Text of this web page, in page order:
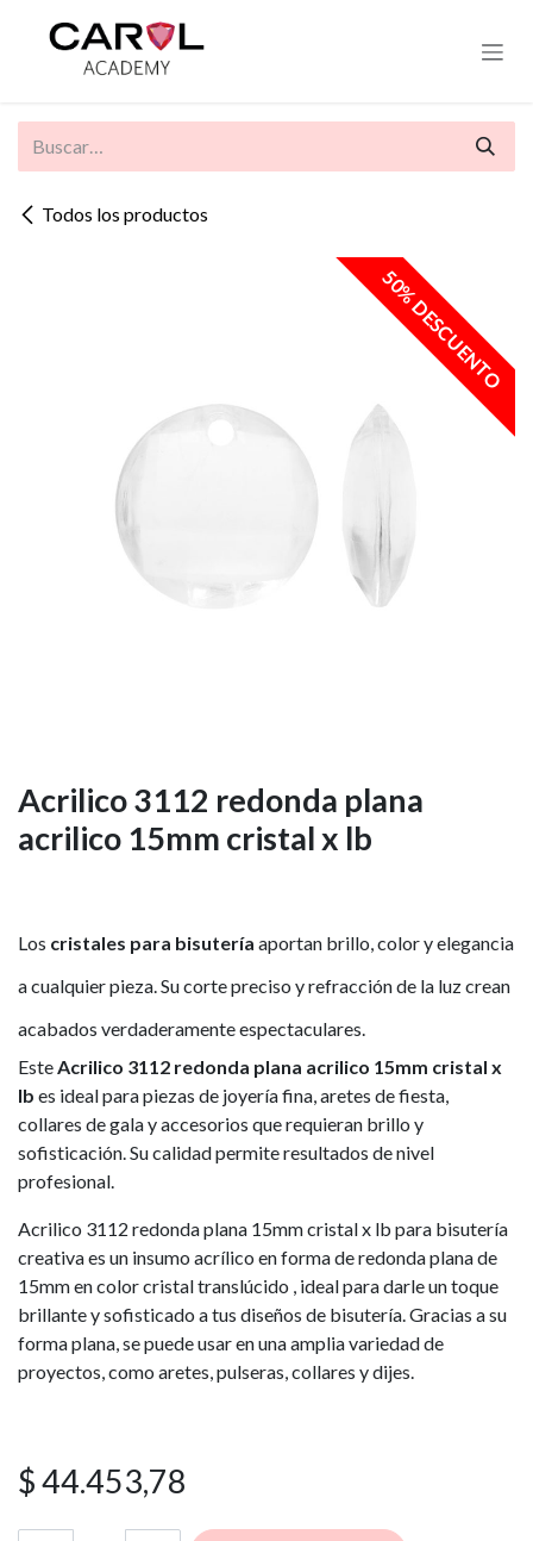
Todos los productos
50% DESCUENTO
Acrilico 3112 redonda plana
acrilico 15mm cristal x lb
Los cristales para bisutería aportan brillo, color y elegancia
a cualquier pieza. Su corte preciso y refracción de la luz crean
acabados verdaderamente espectaculares.
EsteAcrilico 3112 redonda plana acrilico 15mm cristal x
lb es ideal para piezas de joyería fina, aretes de fiesta,
collares de gala y accesorios que requieran brillo y
sofisticación. Su calidad permite resultados de nivel
profesional.
Acrilico 3112 redonda plana 15mm cristal x lb para bisutería
creativa es un insumo acrílico en forma de redonda plana de
15mm en color cristal translúcido , ideal para darle un toque
brillante y sofisticado a tus diseños de bisutería. Gracias a su
forma plana, se puede usar en una amplia variedad de
proyectos, como aretes, pulseras, collares y dijes.
$44.453,78